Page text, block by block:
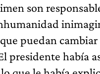
son
puedan cambiar
presidente había